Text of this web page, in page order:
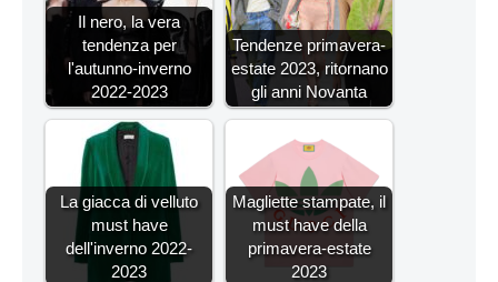
Il nero, la vera
tendenza per
l'autunno-inverno
2022-2023
Tendenze primavera-
estate 2023, ritornano
gli anni Novanta
La giacca di velluto
must have
dell'inverno 2022-
2023
Magliette stampate, il
must have della
primavera-estate
2023